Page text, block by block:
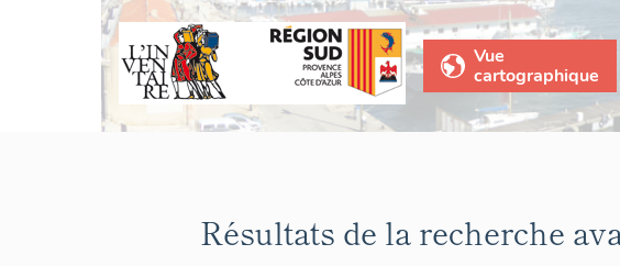
Vue
cartographique
Résultats de la recherche